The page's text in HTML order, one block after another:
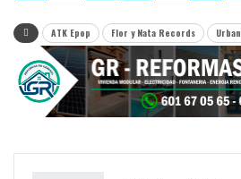
ATK Epop Flor y Nata Records